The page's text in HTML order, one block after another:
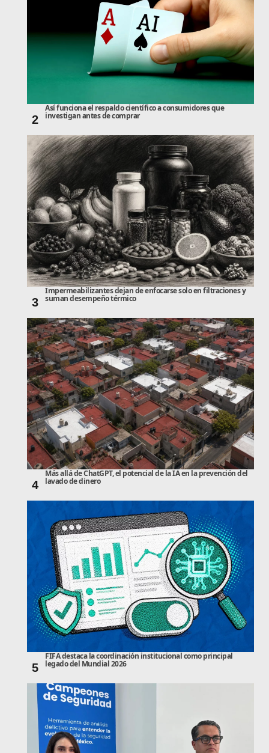
2
Así funciona el respaldo científico a consumidores que
investigan antes de comprar
3
Impermeabilizantes dejan de enfocarse solo en filtraciones y
suman desempeño térmico
4
Más allá de ChatGPT, el potencial de la IA en la prevención del
lavado de dinero
5
FIFA destaca la coordinación institucional como principal
legado del Mundial 2026